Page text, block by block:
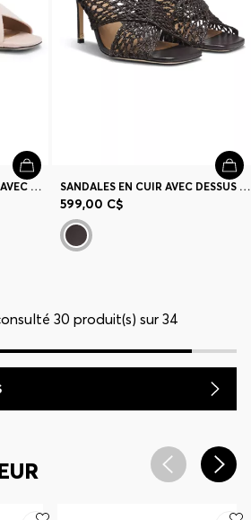
SANDALES EN CUIR SUÉDÉ AVEC BRETELLES CROISÉES SANDALES EN CUIR AVEC DESSUS TISSÉ
599,00 C$
30 produit(s) sur 34